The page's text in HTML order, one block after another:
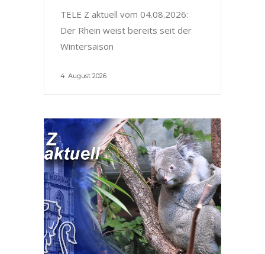
TELE Z aktuell vom 04.08.2026:
Der Rhein weist bereits seit der
Wintersaison
4. August 2026